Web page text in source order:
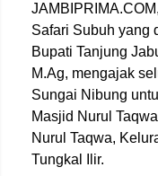
Safari Subuh yang
Bupati Tanjung
M.Ag, mengajak
Sungai Nibung
Masjid Nurul
Nurul Taqwa,
Tungkal Ilir.